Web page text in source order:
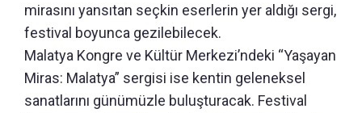
mirasını yansıtan seçkin eserlerin yer aldığı sergi,
festival boyunca gezilebilecek.
Malatya Kongre ve Kültür Merkezi’ndeki “Yaşayan
Miras: Malatya” sergisi ise kentin geleneksel
sanatlarını günümüzle buluşturacak. Festival